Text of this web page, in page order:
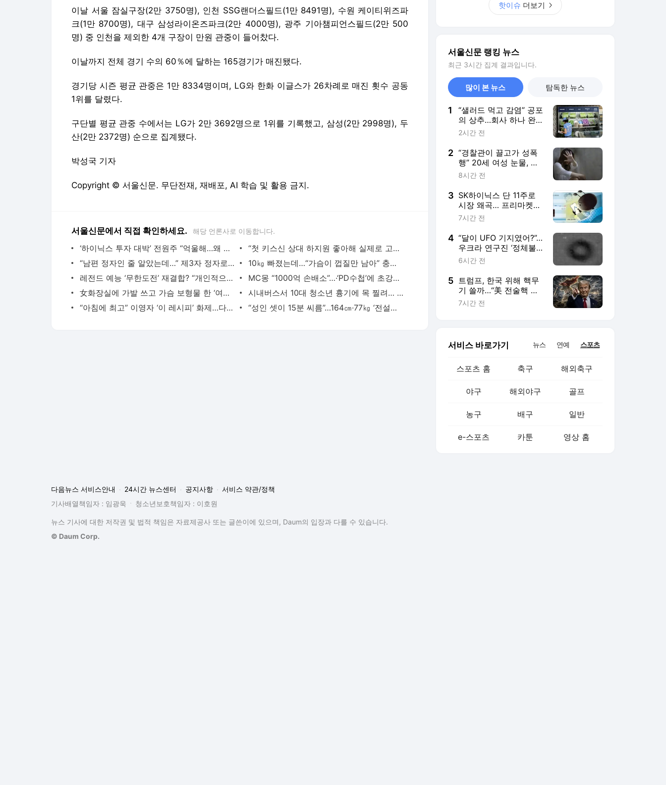
이날 서울 잠실구장(2만 3750명), 인천 SSG랜더스필드(1만 8491명), 수원 케이티위즈파
크(1만 8700명), 대구 삼성라이온즈파크(2만 4000명), 광주 기아챔피언스필드(2만 500
명) 중 인천을 제외한 4개 구장이 만원 관중이 들어찼다.
이날까지 전체 경기 수의 60％에 달하는 165경기가 매진됐다.
경기당 시즌 평균 관중은 1만 8334명이며, LG와 한화 이글스가 26차례로 매진 횟수 공동
1위를 달렸다.
구단별 평균 관중 수에서는 LG가 2만 3692명으로 1위를 기록했고, 삼성(2만 2998명), 두
산(2만 2372명) 순으로 집계됐다.
박성국 기자
Copyright © 서울신문. 무단전재, 재배포, AI 학습 및 활용 금지.
서울신문에서 직접 확인하세요. 해당 언론사로 이동합니다.
‘하이닉스 투자 대박’ 전원주 “억울해…왜 이렇게 살았나” 심경 토로
“첫 키스신 상대 하지원 좋아해 실제로 고백했다”…男배우 ‘깜짝 고백’
“남편 정자인 줄 알았는데…” 제3자 정자로 출산한 아내, 日 발칵
10㎏ 빠졌는데…“가슴이 껍질만 남아” 충격 부작용 토로
레전드 예능 ‘무한도전’ 재결합? “개인적으로…” 박명수, 입 열었다
MC몽 “1000억 손배소”…·‘PD수첩’에 초강경 대응 예고
女화장실에 가발 쓰고 가슴 보형물 한 ‘여장남자’… 도촬하려 6시간 들락날락
시내버스서 10대 청소년 흉기에 목 찔려… 가해자도 10대
“아침에 최고” 이영자 ‘이 레시피’ 화제…다이어트 효과는?
“성인 셋이 15분 씨름”…164㎝·77㎏ ‘전설의 심해어’ 잡혔다
핫이슈 더보기
서울신문 랭킹 뉴스
최근 3시간 집계 결과입니다.
많이 본 뉴스 탐독한 뉴스
1
“샐러드 먹고 감염” 공포
의 상추…회사 하나 완
전 망했다는 美 상황
2시간 전
2 “경찰관이 끌고가 성폭
행” 20세 여성 눈물, 경
찰서 직원 78명 전원 직
급 사건 [월드픽]
8시간 전
3 SK하이닉스 단 11주로
시장 왜곡… 프리마켓發
‘가짜 하한가’
7시간 전
4 “달이 UFO 기지였어?”…
우크라 연구진 ‘정체불
명 물체 20여개’ 발견,
6시간 전
5 트럼프, 한국 위해 핵무
기 쓸까…“美 전술핵 확
대 구상” 한반도에 미칠
7시간 전
서비스 바로가기 뉴스 연예 스포츠
스포츠 홈 축구 해외축구
야구 해외야구 골프
농구 배구 일반
e-스포츠 카툰 영상 홈
다음뉴스 서비스안내 24시간 뉴스센터 공지사항
서비스 약관/정책
기사배열책임자 : 임광욱
청소년보호책임자 : 이호원
뉴스 기사에 대한 저작권 및 법적 책임은 자료제공사 또는 글쓴이에 있으며, Daum의 입장과 다를 수 있습니다.
© Daum Corp.